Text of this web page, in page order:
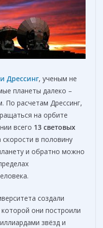
Дрессинг, ученым не
планеты далеко –
По расчетам Дрессинг,
на орбите
всего 13 световых
в половину
и обратно можно
создали
они построили
звёзд и